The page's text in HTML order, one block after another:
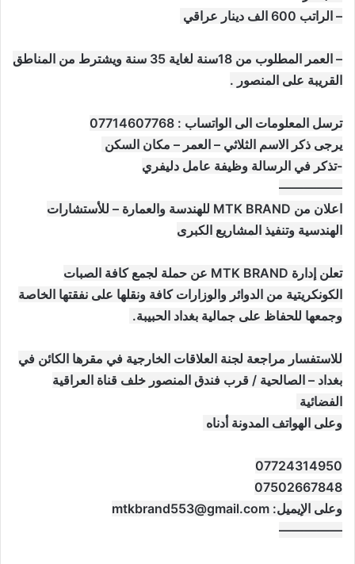
– الراتب 600 الف دينار عراقي
– العمر المطلوب من 18سنة لغاية 35 سنة ويشترط من المناطق
القريبة على المنصور .
ترسل المعلومات الى الواتساب : 07714607768
يرجى ذكر الاسم الثلاثي – العمر – مكان السكن
-تذكر في الرسالة وظيفة عامل دليفري
—————
اعلان من MTK BRAND للهندسة والعمارة – للأستشارات
الهندسية وتنفيذ المشاريع الكبرى
تعلن إدارة MTK BRAND عن حملة لجمع كافة الصبات
الكونكريتية من الدوائر والوزارات كافة ونقلها على نفقتها الخاصة
وجمعها للحفاظ على جمالية بغداد الحبيبة.
للاستفسار مراجعة لجنة العلاقات الخارجية في مقرها الكائن في
بغداد – الصالحية / قرب فندق المنصور خلف قناة العراقية
الفضائية
وعلى الهواتف المدونة أدناه
07724314950
07502667848
وعلى الإيميل: mtkbrand553@gmail.com
—————